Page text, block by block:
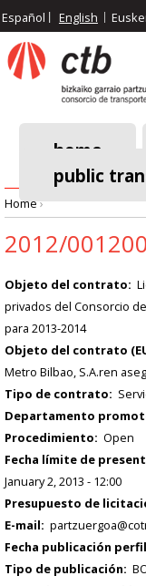
Skip
to
main
content
Español English
Main
navigation
home
public
Breadcrumb
Home›
2012/
Objeto del contrato
privados del Consorcio
para 2013-2014
Objeto del contrato
Metro Bilbao, S.A.ren
Tipo de contrato
Departamento
Procedimiento
Open
Fecha límite de
January 2, 2013 - 12:00
Presupuesto de
E-mail
Fecha publicación perfil
Tipo de publicación